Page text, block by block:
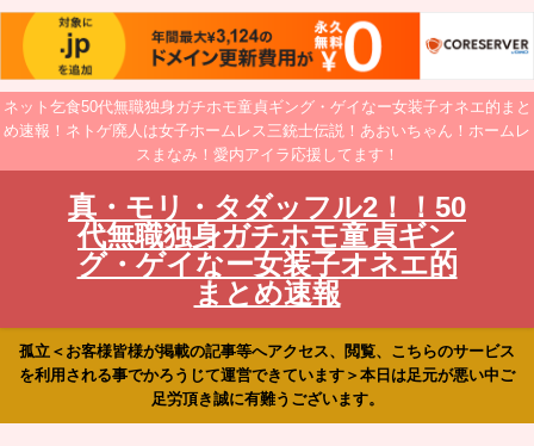
ネット乞食50代無職独身ガチホモ童貞ギング・ゲイなー女装子オネエ的まと
め速報！ネトゲ廃人は女子ホームレス三銃士伝説！あおいちゃん！ホームレ
スまなみ！愛内アイラ応援してます！
真・モリ・タダッフル2！！50
代無職独身ガチホモ童貞ギン
グ・ゲイなー女装子オネエ的
まとめ速報
孤立＜お客様皆様が掲載の記事等へアクセス、閲覧、こちらのサービス
を利用される事でかろうじて運営できています＞本日は足元が悪い中ご
足労頂き誠に有難うございます。